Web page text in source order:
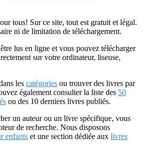
tous! Sur ce site, tout est gratuit et légal.
ni de limitation de téléchargement.
lus en ligne et vous pouvez télécharger
sur votre ordinateur, liseuse,
les catégories ou trouver des livres par
également consulter la liste des 50
ou des 10 derniers livres publiés.
un auteur ou un livre spécifique, vous
de recherche. Nous disposons
enfants et une section dédiée aux livres